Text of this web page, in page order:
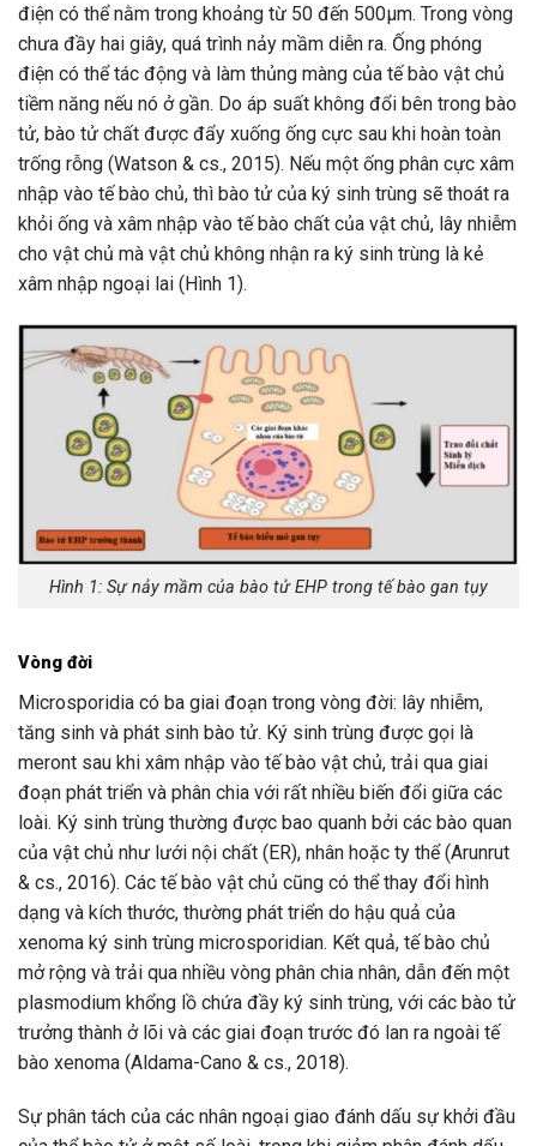
điện có thể nằm trong khoảng từ 50 đến 500µm. Trong vòng
chưa đầy hai giây, quá trình nảy mầm diễn ra. Ống phóng
điện có thể tác động và làm thủng màng của tế bào vật chủ
tiềm năng nếu nó ở gần. Do áp suất không đổi bên trong bào
tử, bào tử chất được đẩy xuống ống cực sau khi hoàn toàn
trống rỗng (Watson & cs., 2015). Nếu một ống phân cực xâm
nhập vào tế bào chủ, thì bào tử của ký sinh trùng sẽ thoát ra
khỏi ống và xâm nhập vào tế bào chất của vật chủ, lây nhiễm
cho vật chủ mà vật chủ không nhận ra ký sinh trùng là kẻ
xâm nhập ngoại lai (Hình 1).
Hình 1: Sự nảy mầm của bào tử EHP trong tế bào gan tụy
Vòng đời
Microsporidia có ba giai đoạn trong vòng đời: lây nhiễm,
tăng sinh và phát sinh bào tử. Ký sinh trùng được gọi là
meront sau khi xâm nhập vào tế bào vật chủ, trải qua giai
đoạn phát triển và phân chia với rất nhiều biến đổi giữa các
loài. Ký sinh trùng thường được bao quanh bởi các bào quan
của vật chủ như lưới nội chất (ER), nhân hoặc ty thể (Arunrut
& cs., 2016). Các tế bào vật chủ cũng có thể thay đổi hình
dạng và kích thước, thường phát triển do hậu quả của
xenoma ký sinh trùng microsporidian. Kết quả, tế bào chủ
mở rộng và trải qua nhiều vòng phân chia nhân, dẫn đến một
plasmodium khổng lồ chứa đầy ký sinh trùng, với các bào tử
trưởng thành ở lõi và các giai đoạn trước đó lan ra ngoài tế
bào xenoma (Aldama-Cano & cs., 2018).
Sự phân tách của các nhân ngoại giao đánh dấu sự khởi đầu